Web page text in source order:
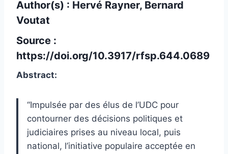
Author(s) : Hervé Rayner, Bernard
Voutat
Source :
https://doi.org/10.3917/rfsp.644.0689
Abstract:
“Impulsée par des élus de l’UDC pour
contourner des décisions politiques et
judiciaires prises au niveau local, puis
national, l’initiative populaire acceptée en